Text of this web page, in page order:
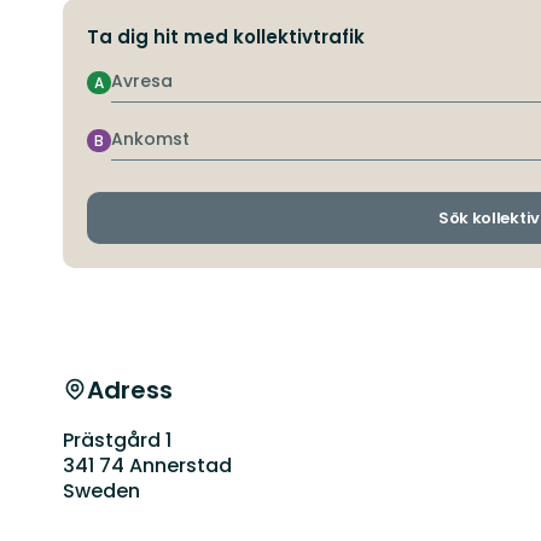
Ta dig hit med kollektivtrafik
Avresa
A
Ankomst
B
Sök
Adress
Prästgård 1
341 74 Annerstad
Sweden